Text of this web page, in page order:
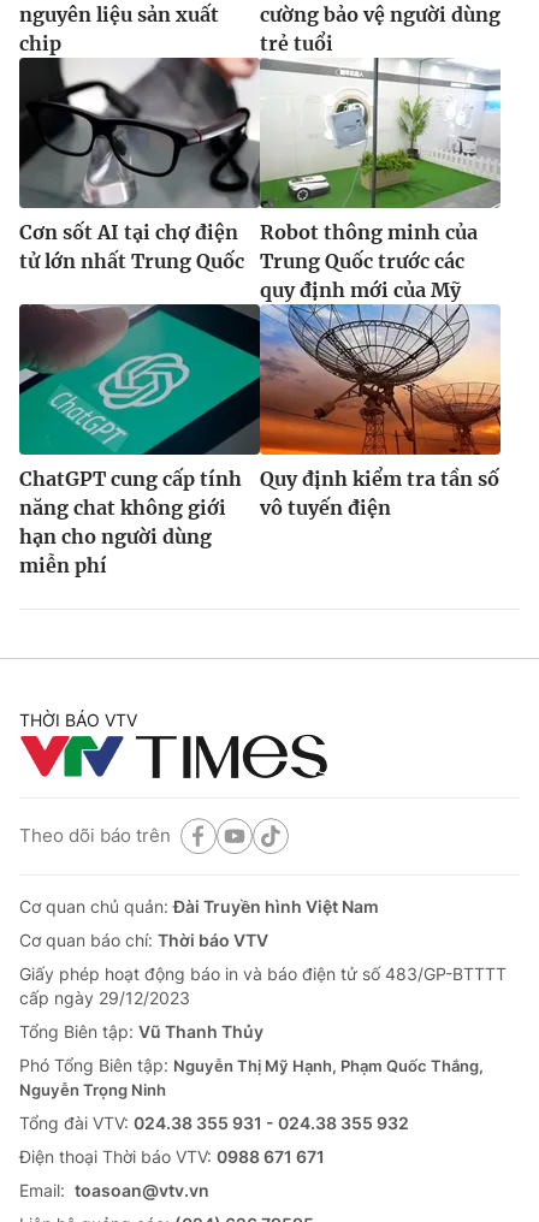
nguyên liệu sản xuất
chip
cường bảo vệ người dùng
trẻ tuổi
Cơn sốt AI tại chợ điện
tử lớn nhất Trung Quốc
Robot thông minh của
Trung Quốc trước các
quy định mới của Mỹ
ChatGPT cung cấp tính
năng chat không giới
hạn cho người dùng
miễn phí
Quy định kiểm tra tần số
vô tuyến điện
THỜI BÁO VTV
Theo dõi báo trên
Cơ quan chủ quản:Đài Truyền hình Việt Nam
Cơ quan báo chí: Thời báo VTV
Giấy phép hoạt động báo in và báo điện tử số 483/GP-BTTTT
cấp ngày 29/12/2023
Tổng Biên tập: Vũ Thanh Thủy
Phó Tổng Biên tập: Nguyễn Thị Mỹ Hạnh, Phạm Quốc Thắng,
Nguyễn Trọng Ninh
Tổng đài VTV: 024.38 355 931 - 024.38 355 932
Ðiện thoại Thời báo VTV: 0988 671 671
Email: toasoan@vtv.vn